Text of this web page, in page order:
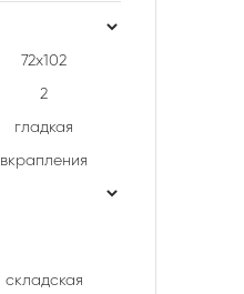
72х102
2
гладкая
вкрапления
складская